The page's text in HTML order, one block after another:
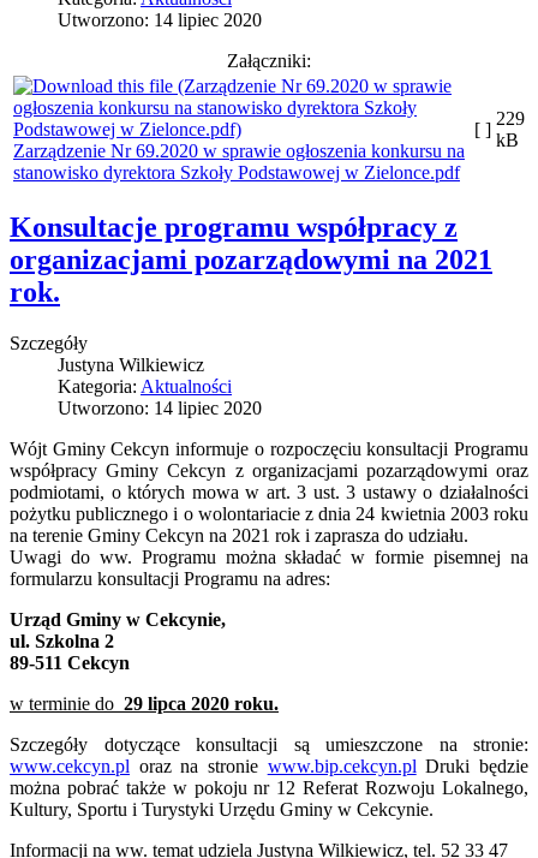
Utworzono: 14 lipiec 2020
Załączniki:
Zarządzenie Nr 69.2020 w sprawie ogłoszenia konkursu na
stanowisko dyrektora Szkoły Podstawowej w Zielonce.pdf
[ ]
229
kB
Konsultacje programu współpracy z
organizacjami pozarządowymi na 2021
rok.
Szczegóły
Justyna Wilkiewicz
Kategoria: Aktualności
Utworzono: 14 lipiec 2020
Wójt Gminy Cekcyn informuje o rozpoczęciu konsultacji Programu
współpracy Gminy Cekcyn z organizacjami pozarządowymi oraz
podmiotami, o których mowa w art. 3 ust. 3 ustawy o działalności
pożytku publicznego i o wolontariacie z dnia 24 kwietnia 2003 roku
na terenie Gminy Cekcyn na 2021 rok i zaprasza do udziału.
Uwagi do ww. Programu można składać w formie pisemnej na
formularzu konsultacji Programu na adres:
Urząd Gminy w Cekcynie,
ul. Szkolna 2
89-511 Cekcyn
w terminie do 29 lipca 2020 roku.
Szczegóły dotyczące konsultacji są umieszczone na stronie:
www.cekcyn.pl oraz na stronie www.bip.cekcyn.pl Druki będzie
można pobrać także w pokoju nr 12 Referat Rozwoju Lokalnego,
Kultury, Sportu i Turystyki Urzędu Gminy w Cekcynie.
Informacji na ww. temat udziela Justyna Wilkiewicz, tel. 52 33 47